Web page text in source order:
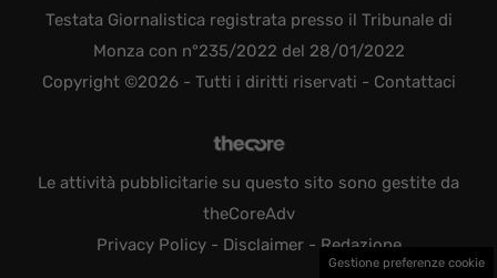
Testata Giornalistica registrata presso il Tribunale di
Monza con n°235/2022 del 28/01/2022
Copyright ©2026 - Tutti i diritti riservati - Contattaci
Le attività pubblicitarie su questo sito sono gestite da
theCoreAdv
Privacy Policy- Disclaimer- Redazione
Gestione preferenze cookie